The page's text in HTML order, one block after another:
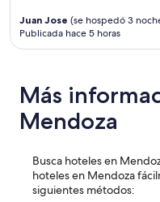
Juan Jose (se hospedó 3
Publicada hace 5 horas
Más
Mendoza
Busca hoteles en
hoteles en Mendoza
siguientes métodos: